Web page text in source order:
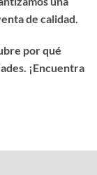
de calidad.
por qué
¡Encuentra